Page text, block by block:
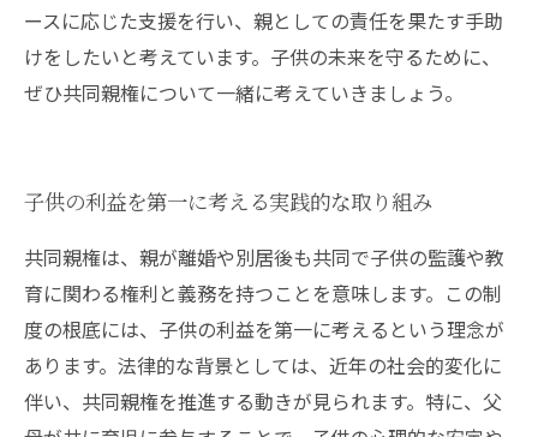
ースに応じた支援を行い、親としての責任を果たす手助
けをしたいと考えています。子供の未来を守るために、
ぜひ共同親権について一緒に考えていきましょう。
子供の利益を第一に考える実践的な取り組み
共同親権は、親が離婚や別居後も共同で子供の監護や教
育に関わる権利と義務を持つことを意味します。この制
度の根底には、子供の利益を第一に考えるという理念が
あります。法律的な背景としては、近年の社会的変化に
伴い、共同親権を推進する動きが見られます。特に、父